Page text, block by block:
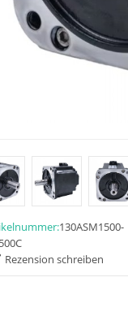
130ASM1500-
Rezension schreiben